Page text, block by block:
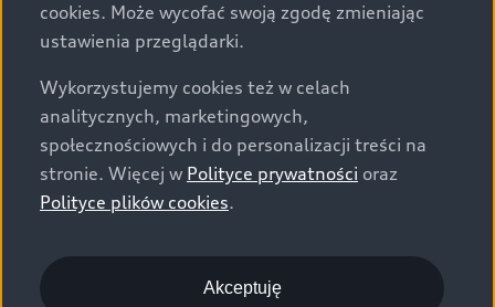
informacji prosimy kontaktować się z Partnerem Marki
Audi.
Wszystkie produkowane obecnie samochody marki Audi
są wykonywane z materiałów spełniających pod
względem możliwości odzysku i recyklingu wymagania
określone w normie ISO 22628 i są zgodne z
europejskimi świadectwami homologacji wydanymi wg
o.o. podlega obowiązkowi zapewnienia wszystkim
użytkownikom samochodów marki Volkswagen sieci
cookies. Może wycofać swoją zgodę zmieniając
ustawienia przeglądarki.
Wykorzystujemy cookies też w celach
analitycznych, marketingowych,
społecznościowych i do personalizacji treści na
stronie. Więcej w Polityce prywatności oraz
Polityce plików cookies.
Akceptuję